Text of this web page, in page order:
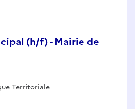
(h/f) - Mairie de
:Territoriale